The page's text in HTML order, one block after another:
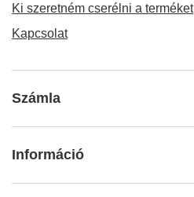
Ki szeretném cserélni a terméket
Kapcsolat
Számla
Információ